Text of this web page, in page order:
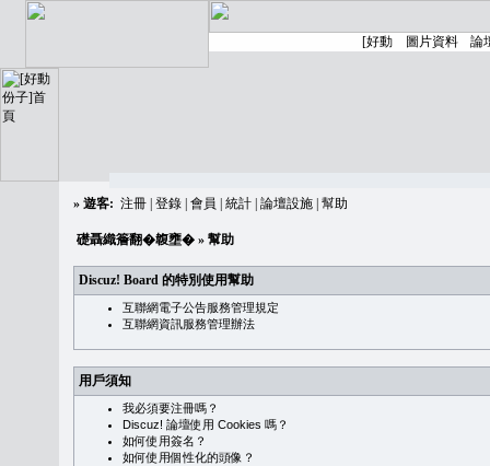
» 遊客: 注冊 登錄 會員 統計 論壇設施 幫助
礎聶織簷翻�䪖壅� » 幫助
Discuz! Board 的特別使用幫助
互聯網電子公告服務管理規定
互聯網資訊服務管理辦法
用戶須知
我必須要注冊嗎？
Discuz! 論壇使用 Cookies 嗎？
如何使用簽名？
如何使用個性化的頭像？